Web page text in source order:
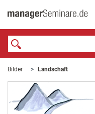
Bilder Landschaft